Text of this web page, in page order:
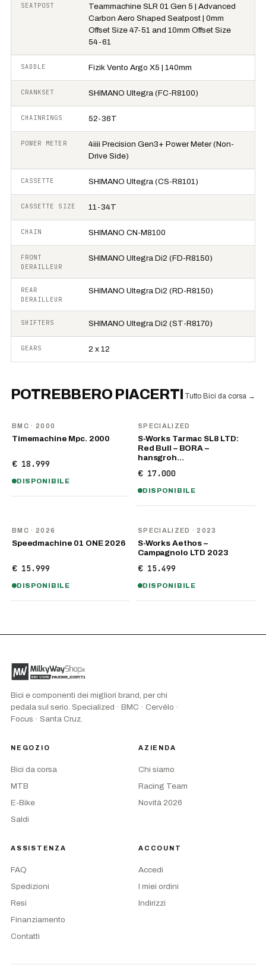
SEATPOST
Teammachine SLR 01 Gen 5 | Advanced
Carbon Aero Shaped Seatpost | 0mm
Offset Size 47-51 and 10mm Offset Size
54-61
SADDLE Fizik Vento Argo X5 | 140mm
CRANKSET SHIMANO Ultegra (FC-R8100)
CHAINRINGS 52-36T
POWER METER
4iiii Precision Gen3+ Power Meter (Non-
Drive Side)
CASSETTE SHIMANO Ultegra (CS-R8101)
CASSETTE SIZE 11-34T
CHAIN SHIMANO CN-M8100
FRONT
DERAILLEUR
SHIMANO Ultegra Di2 (FD-R8150)
REAR
DERAILLEUR
SHIMANO Ultegra Di2 (RD-R8150)
SHIFTERS SHIMANO Ultegra Di2 (ST-R8170)
GEARS 2 x 12
POTREBBERO PIACERTI Tutto Bici da corsa →
BMC · 2000
Timemachine Mpc. 2000
€ 18.999
DISPONIBILE
SPECIALIZED
S-Works Tarmac SL8 LTD:
Red Bull – BORA –
hansgroh…
€ 17.000
DISPONIBILE
BMC · 2026
Speedmachine 01 ONE 2026
€ 15.999
DISPONIBILE
SPECIALIZED · 2023
S-Works Aethos –
Campagnolo LTD 2023
€ 15.499
DISPONIBILE
Bici e componenti dei migliori brand, per chi
pedala sul serio. Specialized · BMC · Cervélo ·
Focus · Santa Cruz.
NEGOZIO
Bici da corsa
MTB
E-Bike
Saldi
AZIENDA
Chi siamo
Racing Team
Novità 2026
ASSISTENZA
FAQ
Spedizioni
Resi
Finanziamento
Contatti
ACCOUNT
Accedi
I miei ordini
Indirizzi